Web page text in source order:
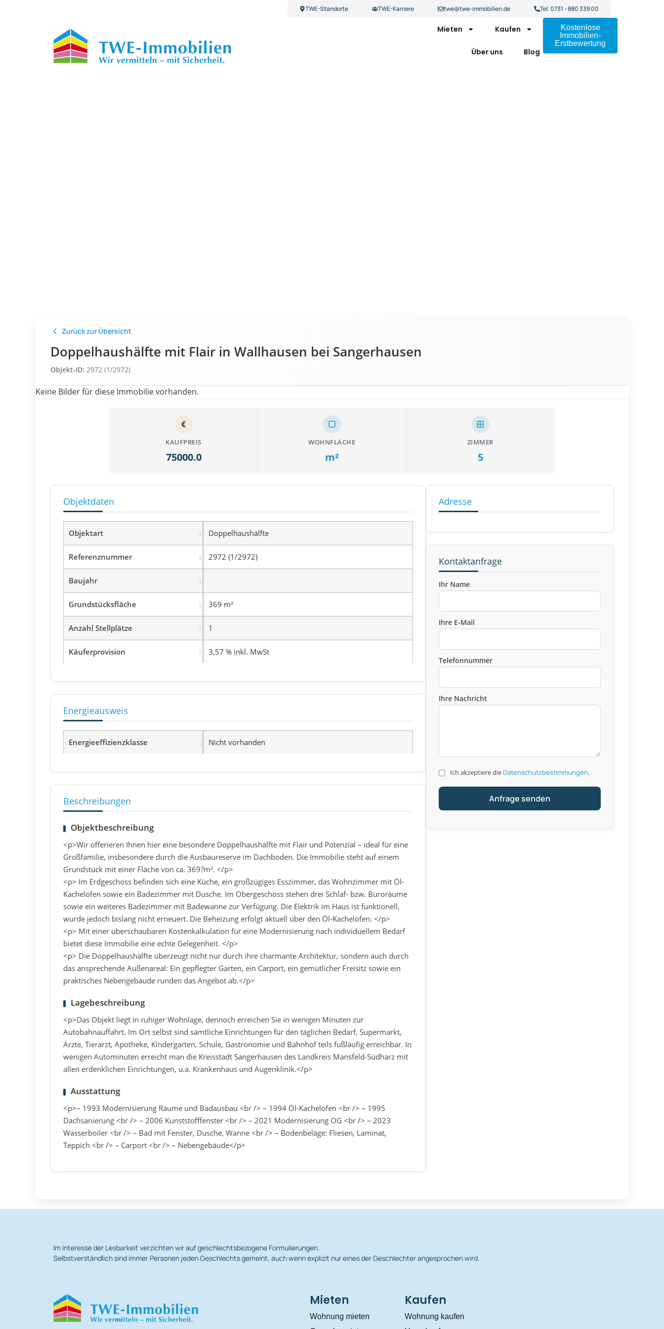
Tel. 0731 - 880 339 00
twe@twe-immobilien.de
TWE-Karriere
TWE-Standorte
Mieten Kaufen
Über uns Blog
Kostenlose
Immobilien-
Erstbewertung
Zurück zur Übersicht
Doppelhaushälfte mit Flair in Wallhausen bei Sangerhausen
Objekt-ID: 2972 (1/2972)
Keine Bilder für diese Immobilie vorhanden.
€
KAUFPREIS
75000.0
WOHNFLÄCHE
m²
ZIMMER
5
Objektdaten
Objektart Doppelhaushälfte
Referenznummer 2972 (1/2972)
Baujahr
Grundstücksfläche 369 m²
Anzahl Stellplätze 1
Käuferprovision 3,57 % inkl. MwSt
Energieausweis
Energieeffizienzklasse Nicht vorhanden
Beschreibungen
Objektbeschreibung
<p>Wir offerieren Ihnen hier eine besondere Doppelhaushälfte mit Flair und Potenzial – ideal für eine
Großfamilie, insbesondere durch die Ausbaureserve im Dachboden. Die Immobilie steht auf einem
Grundstück mit einer Fläche von ca. 369?m². </p>
<p> Im Erdgeschoss befinden sich eine Küche, ein großzügiges Esszimmer, das Wohnzimmer mit Öl-
Kachelofen sowie ein Badezimmer mit Dusche. Im Obergeschoss stehen drei Schlaf- bzw. Büroräume
sowie ein weiteres Badezimmer mit Badewanne zur Verfügung. Die Elektrik im Haus ist funktionell,
wurde jedoch bislang nicht erneuert. Die Beheizung erfolgt aktuell über den Öl-Kachelofen. </p>
<p> Mit einer überschaubaren Kostenkalkulation für eine Modernisierung nach individuellem Bedarf
bietet diese Immobilie eine echte Gelegenheit. </p>
<p> Die Doppelhaushälfte überzeugt nicht nur durch ihre charmante Architektur, sondern auch durch
das ansprechende Außenareal: Ein gepflegter Garten, ein Carport, ein gemütlicher Freisitz sowie ein
praktisches Nebengebäude runden das Angebot ab.</p>
Lagebeschreibung
<p>Das Objekt liegt in ruhiger Wohnlage, dennoch erreichen Sie in wenigen Minuten zur
Autobahnauffahrt. Im Ort selbst sind sämtliche Einrichtungen für den täglichen Bedarf, Supermarkt,
Ärzte, Tierarzt, Apotheke, Kindergarten, Schule, Gastronomie und Bahnhof teils fußläufig erreichbar. In
wenigen Autominuten erreicht man die Kreisstadt Sangerhausen des Landkreis Mansfeld-Südharz mit
allen erdenklichen Einrichtungen, u.a. Krankenhaus und Augenklinik.</p>
Ausstattung
<p>– 1993 Modernisierung Räume und Badausbau <br /> – 1994 Öl-Kachelofen <br /> – 1995
Dachsanierung <br /> – 2006 Kunststofffenster <br /> – 2021 Modernisierung OG <br /> – 2023
Wasserboiler <br /> – Bad mit Fenster, Dusche, Wanne <br /> – Bodenbeläge: Fliesen, Laminat,
Teppich <br /> – Carport <br /> – Nebengebäude</p>
Adresse
Kontaktanfrage
Ihr Name
Ihre E-Mail
Telefonnummer
Ihre Nachricht
Ich akzeptiere die Datenschutzbestimmungen.
Anfrage senden
Im Interesse der Lesbarkeit verzichten wir auf geschlechtsbezogene Formulierungen.
Selbstverständlich sind immer Personen jeden Geschlechts gemeint, auch wenn explizit nur eines der Geschlechter angesprochen wird.
Mieten
Wohnung mieten
Kaufen
Wohnung kaufen